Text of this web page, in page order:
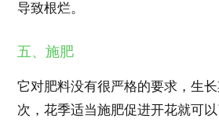
导致根烂。
五、施肥
它对肥料没有很严格的要求，生
次，花季适当施肥促进开花就可以